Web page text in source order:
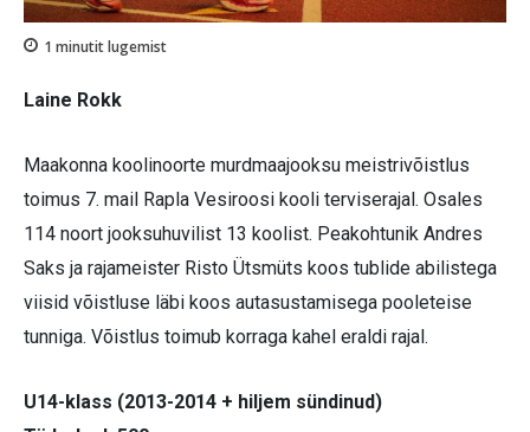
1 minutit lugemist
Laine Rokk
Maakonna koolinoorte murdmaajooksu meistrivõistlus
toimus 7. mail Rapla Vesiroosi kooli terviserajal. Osales
114 noort jooksuhuvilist 13 koolist. Peakohtunik Andres
Saks ja rajameister Risto Ütsmüts koos tublide abilistega
viisid võistluse läbi koos autasustamisega pooleteise
tunniga. Võistlus toimub korraga kahel eraldi rajal.
U14-klass (2013-2014 + hiljem sündinud)